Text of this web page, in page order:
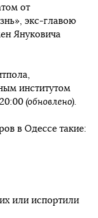
от
экс-главою
Януковича
институтом
(обновлено).
в Одессе такие:
или испортили